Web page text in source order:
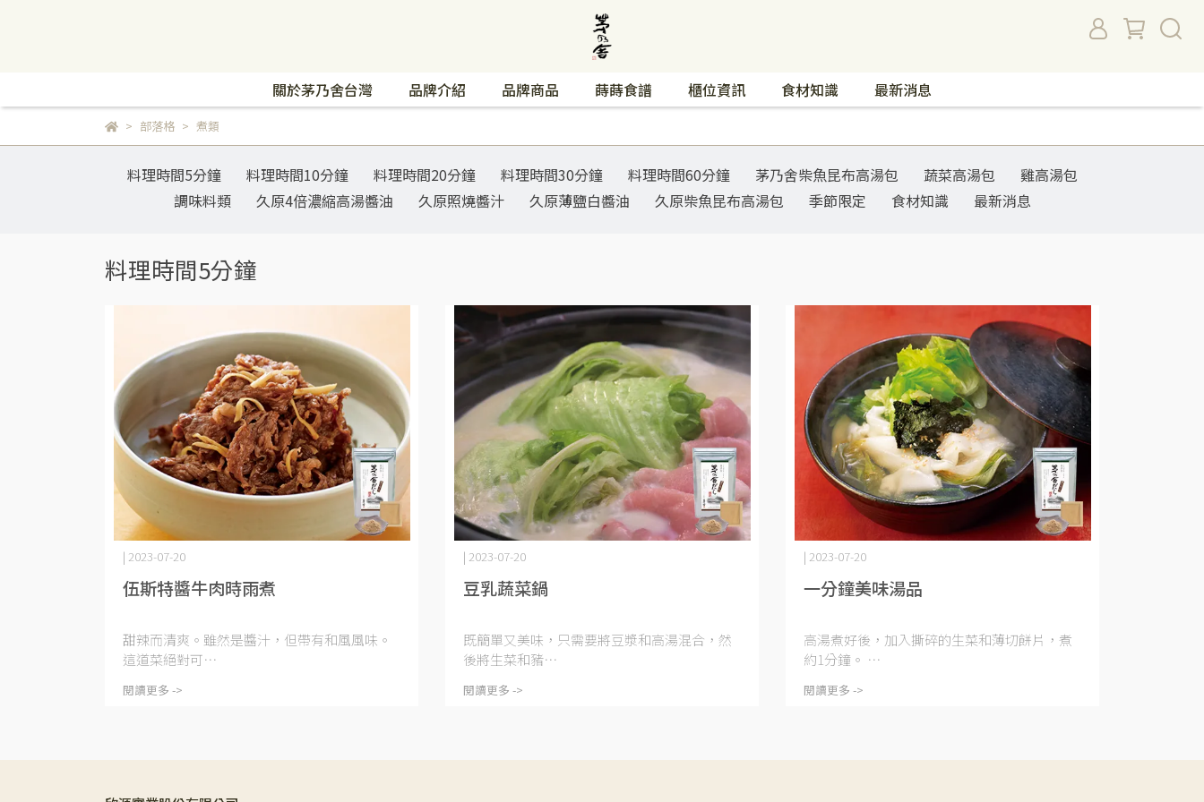
關於茅乃舍台灣 品牌介紹 品牌商品 蒔蒔食譜 櫃位資訊 食材知識 最新消息
部落格 煮類
料理時間5分鐘 料理時間10分鐘 料理時間20分鐘 料理時間30分鐘 料理時間60分鐘 茅乃舍柴魚昆布高湯包 蔬菜高湯包
雞高湯包
調味料類
久原4倍濃縮高湯醬油 久原照燒醬汁 久原薄鹽白醬油 久原柴魚昆布高湯包 季節限定 食材知識 最新消息
料理時間5分鐘
伍斯特醬牛肉時雨煮
| 2023-07-20
甜辣而清爽。雖然是醬汁，但帶有和風風味。
這道菜絕對可⋯
閱讀更多 ->
豆乳蔬菜鍋
| 2023-07-20
既簡單又美味，只需要將豆漿和高湯混合，然
後將生菜和豬⋯
閱讀更多 ->
一分鐘美味湯品
| 2023-07-20
高湯煮好後，加入撕碎的生菜和薄切餅片，煮
約1分鐘。 ⋯
閱讀更多 ->